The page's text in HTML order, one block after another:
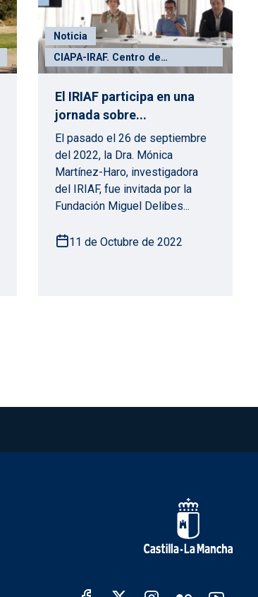
Noticia
CIAPA-IRAF. Centro de
Investigación Apícola y
El IRIAF participa en una
jornada sobre...
El pasado el 26 de septiembre
del 2022, la Dra. Mónica
Martínez-Haro, investigadora
del IRIAF, fue invitada por la
Fundación Miguel Delibes...
11 de Octubre de 2022